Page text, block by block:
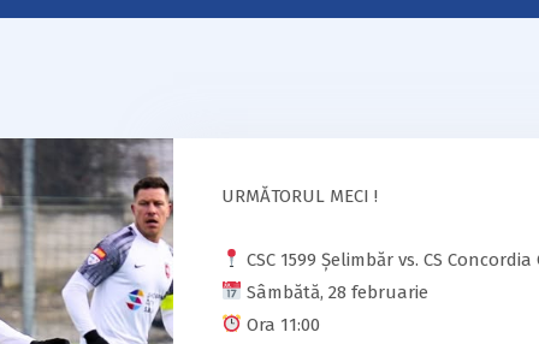
URMĂTORUL MECI !
CSC 1599 Șelimbăr vs. CS
Sâmbătă, 28 februarie
Ora 11:00